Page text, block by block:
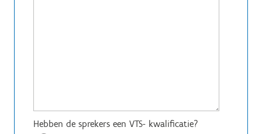
Hebben de sprekers een VTS- kwalificatie?